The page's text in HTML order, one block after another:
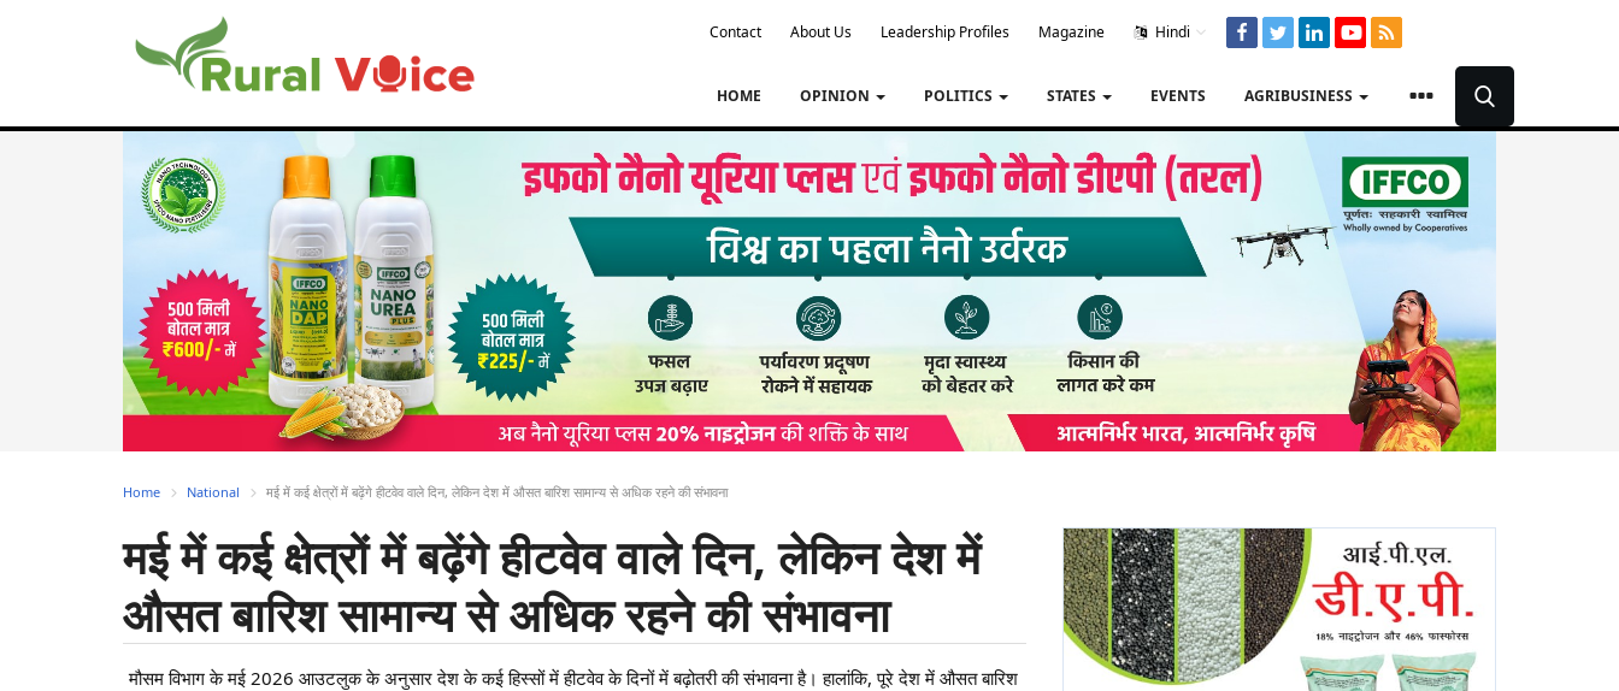
Contact About Us Leadership Profiles Magazine Hindi
HOME OPINION POLITICS STATES EVENTS AGRIBUSINESS
Home National मई में कई क्षेत्रों में बढ़ेंगे हीटवेव वाले दिन, लेकिन देश में औसत बारिश सामान्य से अधिक रहने की संभावना
मई में कई क्षेत्रों में बढ़ेंगे हीटवेव वाले दिन, लेकिन देश में
औसत बारिश सामान्य से अधिक रहने की संभावना
मौसम विभाग के मई 2026 आउटलुक के अनुसार देश के कई हिस्सों में हीटवेव के दिनों में बढ़ोतरी की संभावना है। हालांकि, पूरे देश में औसत बारिश